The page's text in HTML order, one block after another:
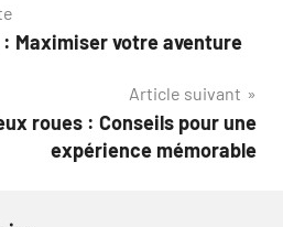
Maximiser votre aventure
Article suivant
roues : Conseils pour une
expérience mémorable